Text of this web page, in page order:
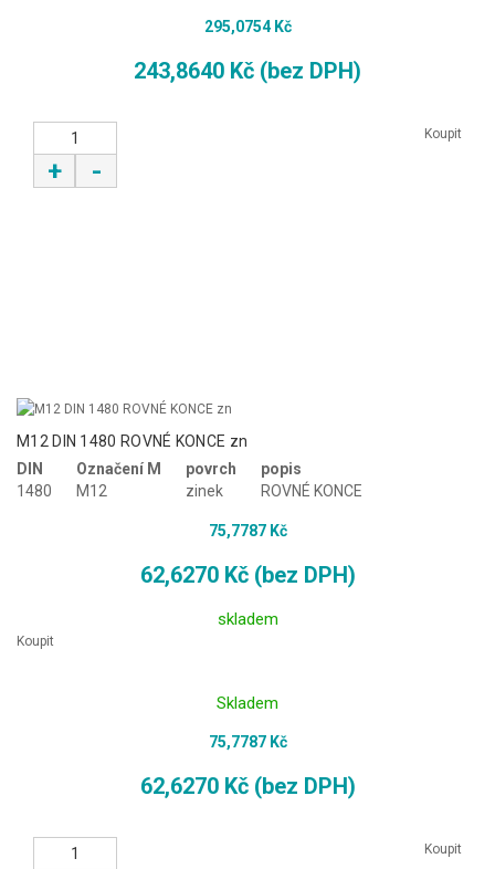
295,0754 Kč
243,8640 Kč (bez DPH)
+ -
Koupit
M12 DIN 1480 ROVNÉ KONCE zn
DIN
1480
Označení M
M12
povrch
zinek
popis
ROVNÉ KONCE
75,7787 Kč
62,6270 Kč (bez DPH)
skladem
Koupit
Skladem
75,7787 Kč
62,6270 Kč (bez DPH)
Koupit